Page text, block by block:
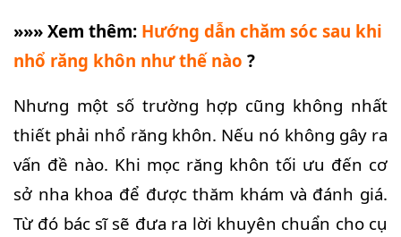
»»» Xem thêm: Hướng dẫn chăm sóc sau khi
nhổ răng khôn như thế nào ?
Nhưng một số trường hợp cũng không nhất
thiết phải nhổ răng khôn. Nếu nó không gây ra
vấn đề nào. Khi mọc răng khôn tối ưu đến cơ
sở nha khoa để được thăm khám và đánh giá.
Từ đó bác sĩ sẽ đưa ra lời khuyên chuẩn cho cụ